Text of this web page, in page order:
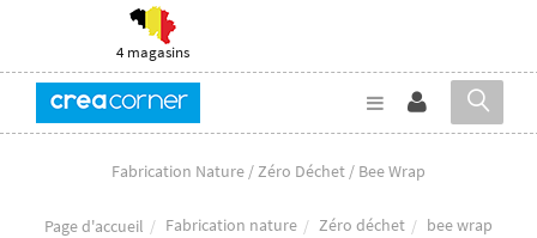
4 magasins
Fabrication Nature / Zéro Déchet / Bee Wrap
Page d'accueil Fabrication nature Zéro déchet bee wrap